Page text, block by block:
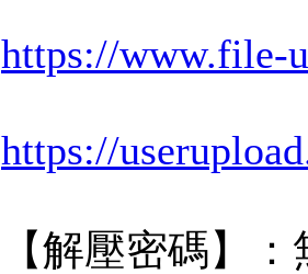
https://www.file-
https://
【解壓密碼】：